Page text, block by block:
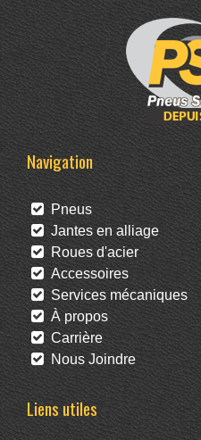
Navigation
Pneus
Jantes en alliage
Roues d'acier
Accessoires
Services mécaniques
À propos
Carrière
Nous Joindre
Liens utiles